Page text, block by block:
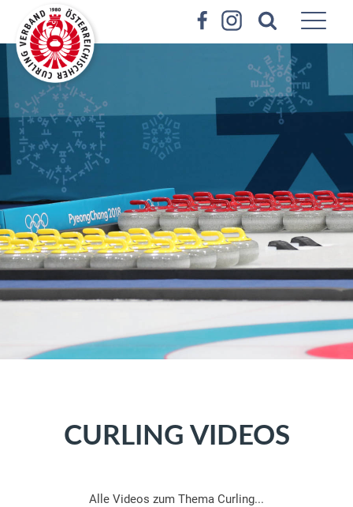
CURLING VIDEOS
Alle Videos zum Thema Curling...